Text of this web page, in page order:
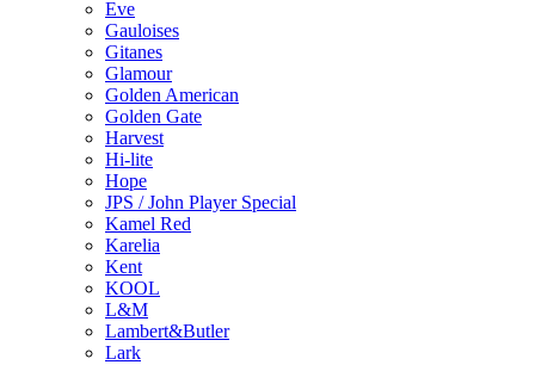
Eve
Gauloises
Gitanes
Glamour
Golden American
Golden Gate
Harvest
Hi-lite
Hope
JPS / John Player Special
Kamel Red
Karelia
Kent
KOOL
L&M
Lambert&Butler
Lark